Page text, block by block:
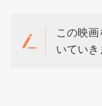
この映
いていき